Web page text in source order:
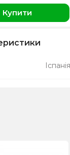
Купити
Іспанія